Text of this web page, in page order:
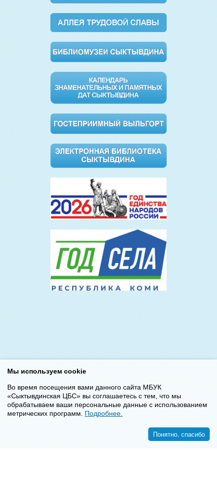
Мы используем cookie
Во время посещения вами данного сайта МБУК
«Сыктывдинская ЦБС» вы соглашаетесь с тем, что мы
обрабатываем ваши персональные данные с использованием
метрических программ. Подробнее.
Понятно, спасибо